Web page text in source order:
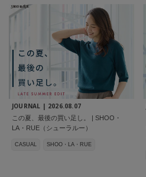
JOURNAL | 2026.08.07
この夏、最後の買い足し。 | SHOO・
LA・RUE（シューラルー）
CASUAL SHOO・LA・RUE